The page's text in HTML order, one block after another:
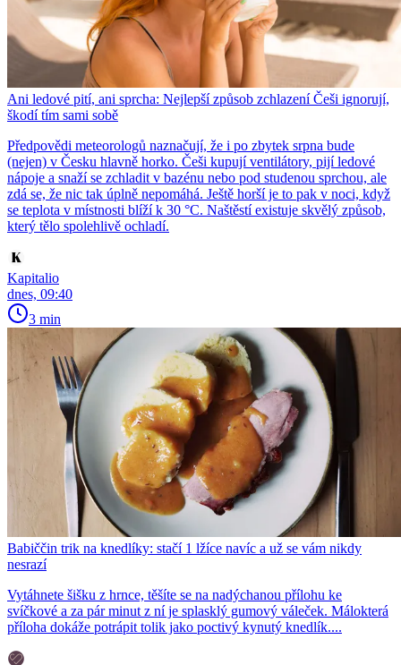
Ani ledové pití, ani sprcha: Nejlepší způsob zchlazení Češi ignorují,
škodí tím sami sobě
Předpovědi meteorologů naznačují, že i po zbytek srpna bude
(nejen) v Česku hlavně horko. Češi kupují ventilátory, pijí ledové
nápoje a snaží se zchladit v bazénu nebo pod studenou sprchou, ale
zdá se, že nic tak úplně nepomáhá. Ještě horší je to pak v noci, když
se teplota v místnosti blíží k 30 °C. Naštěstí existuje skvělý způsob,
který tělo spolehlivě ochladí.
Kapitalio
dnes, 09:40
3 min
Babiččin trik na knedlíky: stačí 1 lžíce navíc a už se vám nikdy
nesrazí
Vytáhnete šišku z hrnce, těšíte se na nadýchanou přílohu ke
svíčkové a za pár minut z ní je splasklý gumový váleček. Málokterá
příloha dokáže potrápit tolik jako poctivý kynutý knedlík....